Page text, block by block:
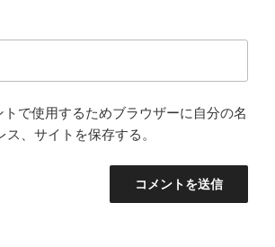
トで使用するためブラウザーに自分の名
、サイトを保存する。